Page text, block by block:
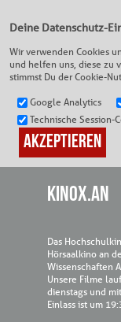
Deine Datenschutz-
Wir verwenden Cookies
und helfen uns, diese zu
stimmst Du der Cookie-
Google Analytics
Technische
DEIN KINO | KINOX.AN
KINOX.AN
Das
Hörsaalkino an
Wissenschaften
Unsere Filme
dienstags und
Einlass ist um